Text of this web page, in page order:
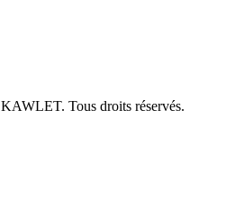
KAWLET. Tous droits réservés.